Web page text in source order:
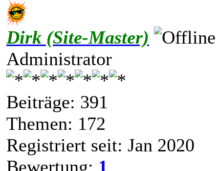
Dirk (Site-Master)
Administrator
Beiträge: 391
Themen: 172
Registriert seit: Jan 2020
Bewertung: 1